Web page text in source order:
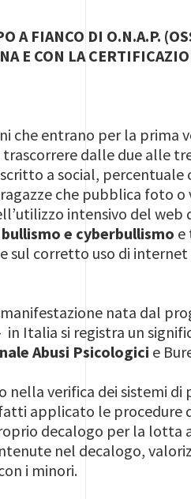
A FIANCO DI O.N.A.P.
E CON LA
che entrano per la prima
dalle due alle
a social,
che pubblica foto
intensivo del
bullismo e cyberbullismo e
sul corretto uso di
nata dal
Italia si registra un
Abusi Psicologici e
nella verifica dei sistemi
applicato le
decalogo per la lotta
nel decalogo,
i minori.